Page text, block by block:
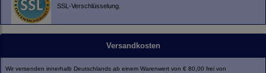
SSL-Verschlüsselung.
Versandkosten
Wir versenden innerhalb Deutschlands ab einem Warenwert von € 80,00 frei von